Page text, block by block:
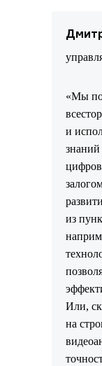
«Мы
и
знаний
из
Или,
на